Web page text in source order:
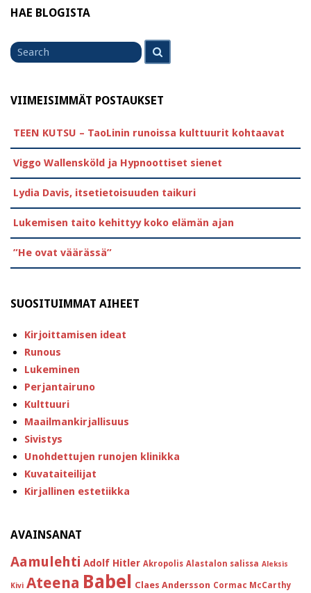
HAE BLOGISTA
Search
for
VIIMEISIMMÄT POSTAUKSET
TEEN KUTSU – TaoLinin runoissa kulttuurit kohtaavat
Viggo Wallensköld ja Hypnoottiset sienet
Lydia Davis, itsetietoisuuden taikuri
Lukemisen taito kehittyy koko elämän ajan
”He ovat väärässä”
SUOSITUIMMAT AIHEET
Kirjoittamisen ideat
Runous
Lukeminen
Perjantairuno
Kulttuuri
Maailmankirjallisuus
Sivistys
Unohdettujen runojen klinikka
Kuvataiteilijat
Kirjallinen estetiikka
AVAINSANAT
Aamulehti Adolf Hitler Akropolis Alastalon salissa Aleksis
Kivi Ateena Babel Claes Andersson Cormac McCarthy